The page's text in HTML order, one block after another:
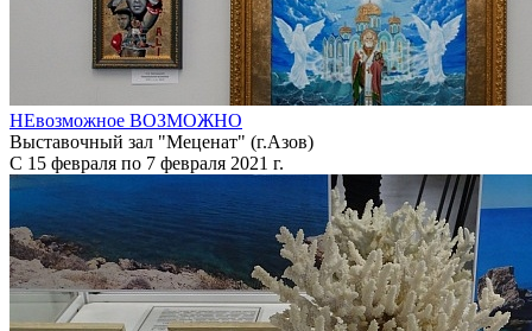
НЕвозможное ВОЗМОЖНО
Выставочный зал "Меценат" (г.Азов)
С 15 февраля по 7 февраля 2021 г.